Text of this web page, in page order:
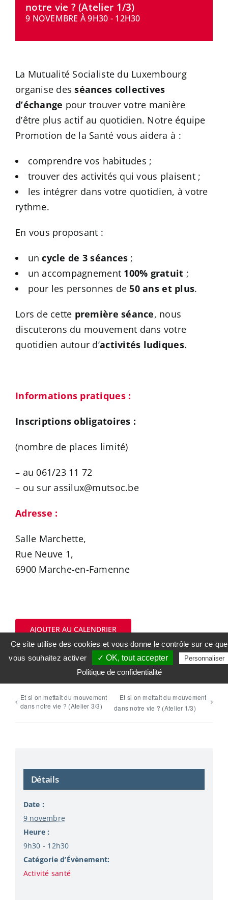
notre vie ? (Atelier 1/3)
9 NOVEMBRE À 9H30 - 12H30
La Mutualité Socialiste du Luxembourg
organise des séances collectives
d’échange pour trouver votre manière
d’être plus actif au quotidien. Notre équipe
Promotion de la Santé vous aidera à :
comprendre vos habitudes ;
trouver des activités qui vous plaisent ;
les intégrer dans votre quotidien, à votre
rythme.
En vous proposant :
uncycle de 3 séances ;
un accompagnement 100% gratuit ;
pour les personnes de50 ans et plus.
Lors de cette première séance, nous
discuterons du mouvement dans votre
quotidien autour d’activités ludiques.
Informations pratiques :
Inscriptions obligatoires :
(nombre de places limité)
– au 061/23 11 72
– ou sur assilux@mutsoc.be
Adresse :
Salle Marchette,
Rue Neuve 1,
6900 Marche-en-Famenne
AJOUTER AU CALENDRIER
Et si on mettait du mouvement
dans notre vie ? (Atelier 3/3)
Et si on mettait du mouvement
dans notre vie ? (Atelier 1/3)
Détails
Date :
9 novembre
Heure :
9h30 - 12h30
Catégorie d’Évènement:
Activité santé
Ce site utilise des cookies et vous donne le contrôle sur ce que
vous souhaitez activer
✓ OK, tout accepter Personnaliser
Politique de confidentialité